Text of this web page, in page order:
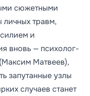
сюжетными
травм,
и
вновь — психолог-
Матвеев),
запутанные узлы
случаев станет